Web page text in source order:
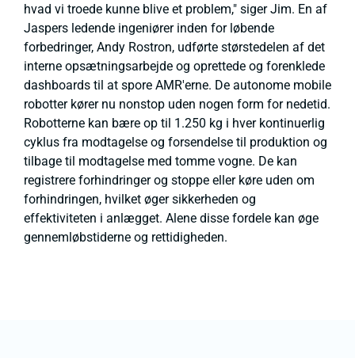
hvad vi troede kunne blive et problem," siger Jim. En af
Jaspers ledende ingeniører inden for løbende
forbedringer, Andy Rostron, udførte størstedelen af det
interne opsætningsarbejde og oprettede og forenklede
dashboards til at spore AMR'erne. De autonome mobile
robotter kører nu nonstop uden nogen form for nedetid.
Robotterne kan bære op til 1.250 kg i hver kontinuerlig
cyklus fra modtagelse og forsendelse til produktion og
tilbage til modtagelse med tomme vogne. De kan
registrere forhindringer og stoppe eller køre uden om
forhindringen, hvilket øger sikkerheden og
effektiviteten i anlægget. Alene disse fordele kan øge
gennemløbstiderne og rettidigheden.